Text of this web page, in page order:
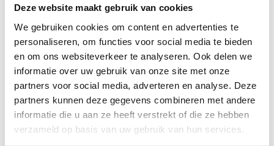
Deze website maakt gebruik van cookies
We gebruiken cookies om content en advertenties te
personaliseren, om functies voor social media te bieden
en om ons websiteverkeer te analyseren. Ook delen we
informatie over uw gebruik van onze site met onze
partners voor social media, adverteren en analyse. Deze
partners kunnen deze gegevens combineren met andere
informatie die u aan ze heeft verstrekt of die ze hebben
verzameld op basis van uw gebruik van hun services.